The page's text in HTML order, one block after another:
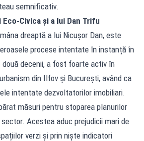
semnificativ.
Civica și a lui Dan Trifu
dreaptă a lui Nicușor Dan, este
procese intentate în instanță în
decenii, a fost foarte activ în
din Ilfov și București, având ca
intentate dezvoltatorilor imobiliari.
măsuri pentru stoparea planurilor
Acestea aduc prejudicii mari de
verzi și prin niște indicatori